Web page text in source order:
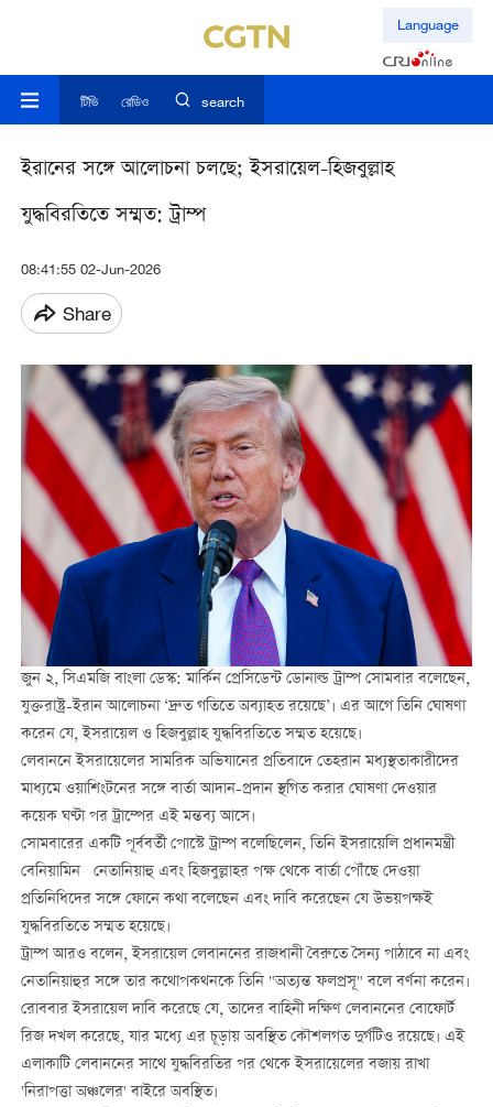
Language
টিভি রেডিও search
ইরানের সঙ্গে আলোচনা চলছে; ইসরায়েল-হিজবুল্লাহ
যুদ্ধবিরতিতে সম্মত: ট্রাম্প
08:41:55 02-Jun-2026
Share
জুন ২, সিএমজি বাংলা ডেস্ক: মার্কিন প্রেসিডেন্ট ডোনাল্ড ট্রাম্প সোমবার বলেছেন,
যুক্তরাষ্ট্র-ইরান আলোচনা ‘দ্রুত গতিতে অব্যাহত রয়েছে’। এর আগে তিনি ঘোষণা
করেন যে, ইসরায়েল ও হিজবুল্লাহ যুদ্ধবিরতিতে সম্মত হয়েছে।
লেবাননে ইসরায়েলের সামরিক অভিযানের প্রতিবাদে তেহরান মধ্যস্থতাকারীদের
মাধ্যমে ওয়াশিংটনের সঙ্গে বার্তা আদান-প্রদান স্থগিত করার ঘোষণা দেওয়ার
কয়েক ঘণ্টা পর ট্রাম্পের এই মন্তব্য আসে।
সোমবারের একটি পূর্ববর্তী পোস্টে ট্রাম্প বলেছিলেন, তিনি ইসরায়েলি প্রধানমন্ত্রী
বেনিয়ামিন নেতানিয়াহু এবং হিজবুল্লাহর পক্ষ থেকে বার্তা পৌঁছে দেওয়া
প্রতিনিধিদের সঙ্গে ফোনে কথা বলেছেন এবং দাবি করেছেন যে উভয়পক্ষই
যুদ্ধবিরতিতে সম্মত হয়েছে।
ট্রাম্প আরও বলেন, ইসরায়েল লেবাননের রাজধানী বৈরুতে সৈন্য পাঠাবে না এবং
নেতানিয়াহুর সঙ্গে তার কথোপকথনকে তিনি "অত্যন্ত ফলপ্রসূ" বলে বর্ণনা করেন।
রোববার ইসরায়েল দাবি করেছে যে, তাদের বাহিনী দক্ষিণ লেবাননের বোফোর্ট
রিজ দখল করেছে, যার মধ্যে এর চূড়ায় অবস্থিত কৌশলগত দুর্গটিও রয়েছে। এই
এলাকাটি লেবাননের সাথে যুদ্ধবিরতির পর থেকে ইসরায়েলের বজায় রাখা
'নিরাপত্তা অঞ্চলের' বাইরে অবস্থিত।